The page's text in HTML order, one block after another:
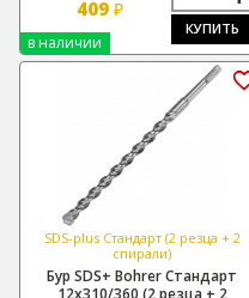
409₽
КУПИТЬ
в наличии
SDS-plus Стандарт (2 резца + 2
спирали)
Бур SDS+ Bohrer Стандарт
12х310/360 (2 резца + 2